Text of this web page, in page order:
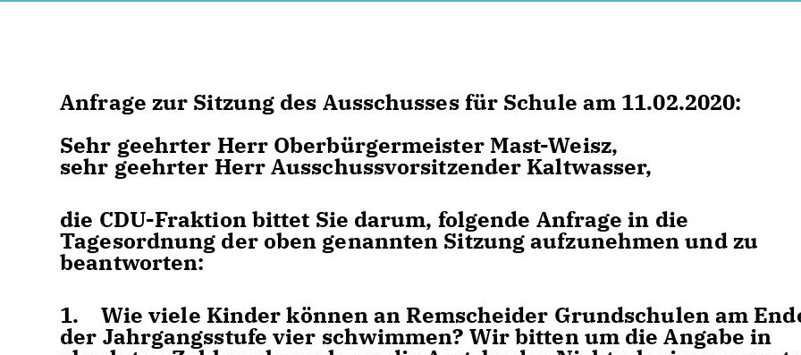
Anfrage zur Sitzung des Ausschusses für Schule am 11.02.2020:
Sehr geehrter Herr Oberbürgermeister Mast-Weisz,
sehr geehrter Herr Ausschussvorsitzender Kaltwasser,
die CDU-Fraktion bittet Sie darum, folgende Anfrage in die
Tagesordnung der oben genannten Sitzung aufzunehmen und zu
beantworten:
1. Wie viele Kinder können an Remscheider Grundschulen am
der Jahrgangsstufe vier schwimmen? Wir bitten um die Angabe in